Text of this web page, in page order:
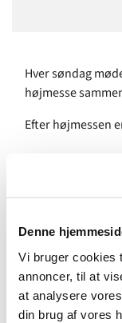
Denne
Vi bruger cookies
annoncer, til at
at analysere
din brug af vores
Hver søndag
højmesse
Efter højmessen